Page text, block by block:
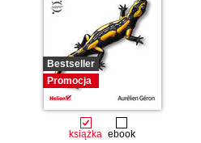
Bestseller
Promocja
książka ebook